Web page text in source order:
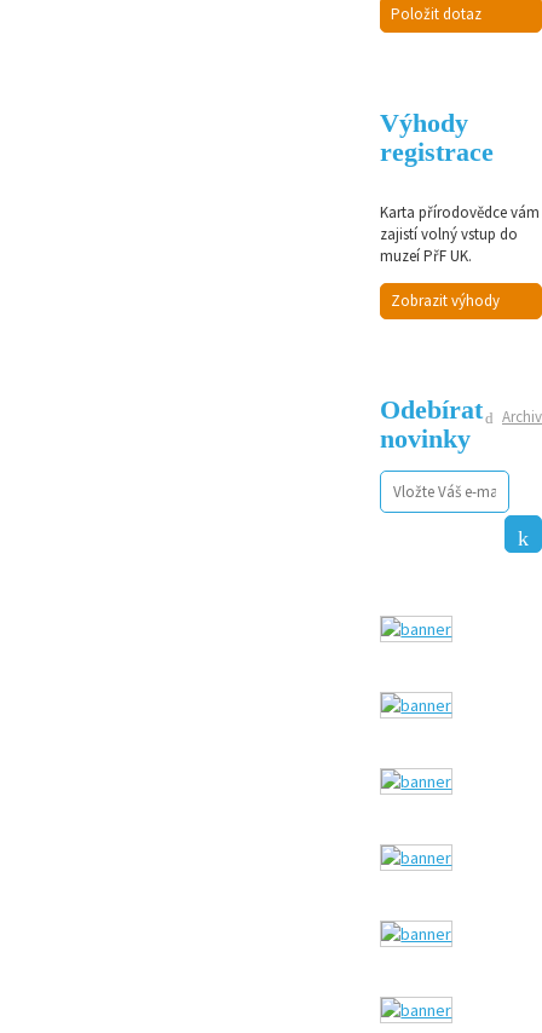
Položit dotaz
Výhody
registrace
Karta přírodovědce vám
zajistí volný vstup do
muzeí PřF UK.
Zobrazit výhody
Archiv
Odebírat
novinky